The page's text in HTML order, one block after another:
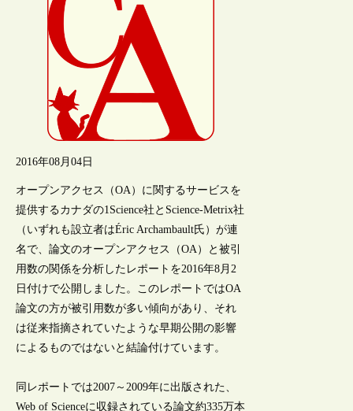
2016年08月04日
オープンアクセス（OA）に関するサービスを
提供するカナダの1Science社とScience-Metrix社
（いずれも設立者はÉric Archambault氏）が連
名で、論文のオープンアクセス（OA）と被引
用数の関係を分析したレポートを2016年8月2
日付けで公開しました。このレポートではOA
論文の方が被引用数が多い傾向があり、それ
は従来指摘されていたような早期公開の影響
によるものではないと結論付けています。
同レポートでは2007～2009年に出版された、
Web of Scienceに収録されている論文約335万本